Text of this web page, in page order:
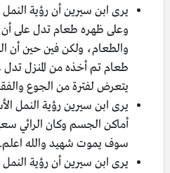
يرى ابن سيرين أن رؤية النمل
وعلى ظهره طعام تدل على أن
والطعام، ولكن فين حين أن
طعام تم أخذه من المنزل تدل
يتعرض لفترة من الجوع
يرى ابن سيرين رؤية النمل
أماكن الجسم وكان الرائي
سوف يموت شهيد والله اعلم.
يرى ابن سيرين أن رؤية